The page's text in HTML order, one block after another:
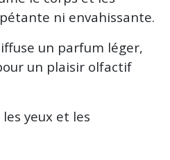
ni envahissante.
un parfum léger,
un plaisir olfactif
yeux et les